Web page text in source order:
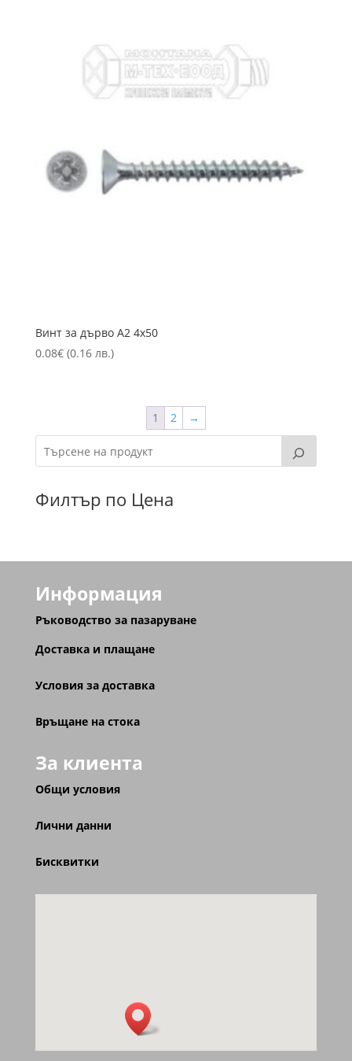
Винт за дърво А2 4х50
0.08€ (0.16 лв.)
1 2 →
Филтър по Цена
Информация
Ръководство за пазаруване
Доставка и плащане
Условия за доставка
Връщане на стока
За клиента
Общи условия
Лични данни
Бисквитки